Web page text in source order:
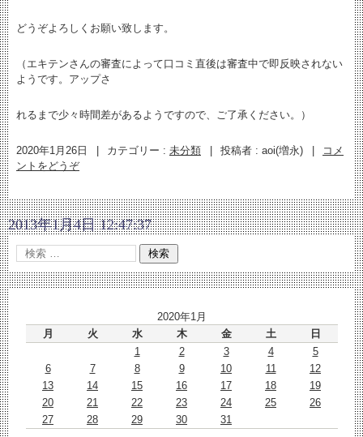
どうぞよろしくお願い致します。
（エキテンさんの審査によって口コミ直後は審査中で即反映されない
ようです。アップさ
れるまで少々時間差があるようですので、ご了承ください。）
2020年1月26日 カテゴリー : 未分類 投稿者 : aoi(増永)
コメ
ントをどうぞ
2013年1月4日 12:47:37
2020年1月
月
火 水 木 金 土
日
1
2 3 4
5
6
7 8 9 10 11
12
13
14 15 16 17 18
19
20
21 22 23 24 25
26
27
28 29 30 31